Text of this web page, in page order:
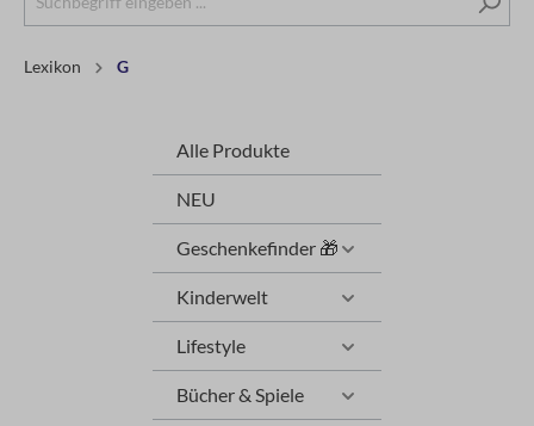
Lexikon G
Alle Produkte
NEU
Geschenkefinder 🎁
Kinderwelt
Lifestyle
Bücher & Spiele